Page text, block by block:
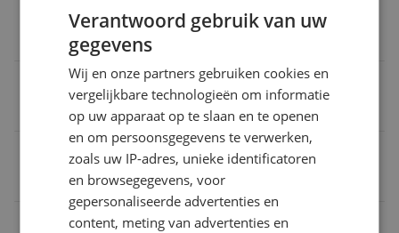
Bluetooth vereist
Mobiele data verbinding mogelijk
App werkt op besturingssyteem
Niet van toepassing
Wifi vereist
Verantwoord gebruik van uw
gegevens
Wij en onze partners gebruiken cookies en
vergelijkbare technologieën om informatie
op uw apparaat op te slaan en te openen
en om persoonsgegevens te verwerken,
zoals uw IP-adres, unieke identificatoren
en browsegegevens, voor
gepersonaliseerde advertenties en
content, meting van advertenties en